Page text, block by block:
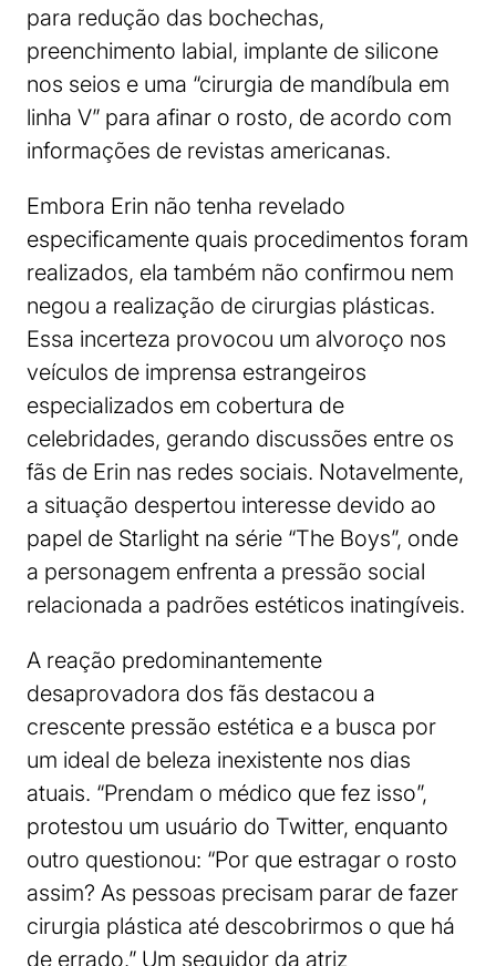
para redução das bochechas,
preenchimento labial, implante de silicone
nos seios e uma “cirurgia de mandíbula em
linha V” para afinar o rosto, de acordo com
informações de revistas americanas.
Embora Erin não tenha revelado
especificamente quais procedimentos foram
realizados, ela também não confirmou nem
negou a realização de cirurgias plásticas.
Essa incerteza provocou um alvoroço nos
veículos de imprensa estrangeiros
especializados em cobertura de
celebridades, gerando discussões entre os
fãs de Erin nas redes sociais. Notavelmente,
a situação despertou interesse devido ao
papel de Starlight na série “The Boys”, onde
a personagem enfrenta a pressão social
relacionada a padrões estéticos inatingíveis.
A reação predominantemente
desaprovadora dos fãs destacou a
crescente pressão estética e a busca por
um ideal de beleza inexistente nos dias
atuais. “Prendam o médico que fez isso”,
protestou um usuário do Twitter, enquanto
outro questionou: “Por que estragar o rosto
assim? As pessoas precisam parar de fazer
cirurgia plástica até descobrirmos o que há
de errado.” Um seguidor da atriz